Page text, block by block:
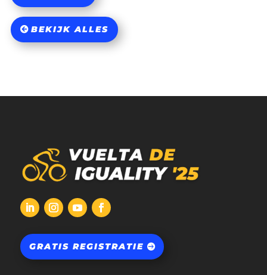
BEKIJK ALLES
GRATIS REGISTRATIE